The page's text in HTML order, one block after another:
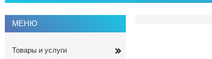
Товары и услуги